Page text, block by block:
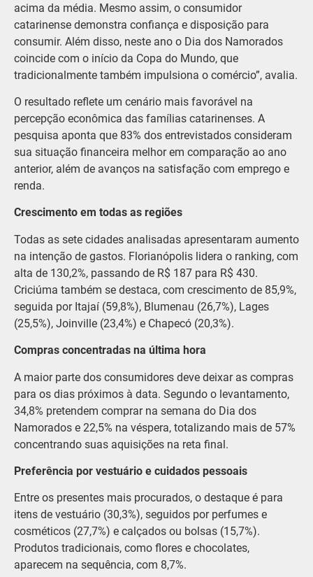
acima da média. Mesmo assim, o consumidor
catarinense demonstra confiança e disposição para
consumir. Além disso, neste ano o Dia dos Namorados
coincide com o início da Copa do Mundo, que
tradicionalmente também impulsiona o comércio”, avalia.
O resultado reflete um cenário mais favorável na
percepção econômica das famílias catarinenses. A
pesquisa aponta que 83% dos entrevistados consideram
sua situação financeira melhor em comparação ao ano
anterior, além de avanços na satisfação com emprego e
renda.
Crescimento em todas as regiões
Todas as sete cidades analisadas apresentaram aumento
na intenção de gastos. Florianópolis lidera o ranking, com
alta de 130,2%, passando de R$ 187 para R$ 430.
Criciúma também se destaca, com crescimento de 85,9%,
seguida por Itajaí (59,8%), Blumenau (26,7%), Lages
(25,5%), Joinville (23,4%) e Chapecó (20,3%).
Compras concentradas na última hora
A maior parte dos consumidores deve deixar as compras
para os dias próximos à data. Segundo o levantamento,
34,8% pretendem comprar na semana do Dia dos
Namorados e 22,5% na véspera, totalizando mais de 57%
concentrando suas aquisições na reta final.
Preferência por vestuário e cuidados pessoais
Entre os presentes mais procurados, o destaque é para
itens de vestuário (30,3%), seguidos por perfumes e
cosméticos (27,7%) e calçados ou bolsas (15,7%).
Produtos tradicionais, como flores e chocolates,
aparecem na sequência, com 8,7%.